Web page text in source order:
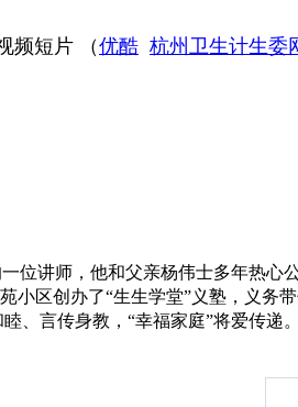
频短片 （优酷 杭州卫生计生委
位讲师，他和父亲杨伟士多年热心
小区创办了“生生学堂”义塾，义务
、言传身教，“幸福家庭”将爱传递